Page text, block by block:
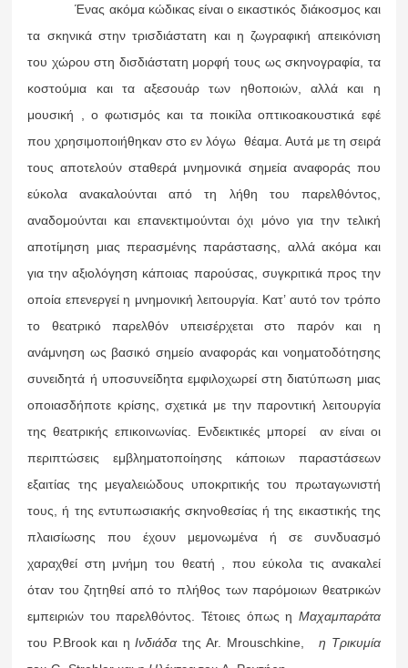
Ένας ακόμα κώδικας είναι ο εικαστικός διάκοσμος και
τα σκηνικά στην τρισδιάστατη και η ζωγραφική απεικόνιση
του χώρου στη δισδιάστατη μορφή τους ως σκηνογραφία, τα
κοστούμια και τα αξεσουάρ των ηθοποιών, αλλά και η
μουσική , ο φωτισμός και τα ποικίλα οπτικοακουστικά εφέ
που χρησιμοποιήθηκαν στο εν λόγω θέαμα. Αυτά με τη σειρά
τους αποτελούν σταθερά μνημονικά σημεία αναφοράς που
εύκολα ανακαλούνται από τη λήθη του παρελθόντος,
αναδομούνται και επανεκτιμούνται όχι μόνο για την τελική
αποτίμηση μιας περασμένης παράστασης, αλλά ακόμα και
για την αξιολόγηση κάποιας παρούσας, συγκριτικά προς την
οποία επενεργεί η μνημονική λειτουργία. Κατ’ αυτό τον τρόπο
το θεατρικό παρελθόν υπεισέρχεται στο παρόν και η
ανάμνηση ως βασικό σημείο αναφοράς και νοηματοδότησης
συνειδητά ή υποσυνείδητα εμφιλοχωρεί στη διατύπωση μιας
οποιασδήποτε κρίσης, σχετικά με την παροντική λειτουργία
της θεατρικής επικοινωνίας. Ενδεικτικές μπορεί αν είναι οι
περιπτώσεις εμβληματοποίησης κάποιων παραστάσεων
εξαιτίας της μεγαλειώδους υποκριτικής του πρωταγωνιστή
τους, ή της εντυπωσιακής σκηνοθεσίας ή της εικαστικής της
πλαισίωσης που έχουν μεμονωμένα ή σε συνδυασμό
χαραχθεί στη μνήμη του θεατή , που εύκολα τις ανακαλεί
όταν του ζητηθεί από το πλήθος των παρόμοιων θεατρικών
εμπειριών του παρελθόντος. Τέτοιες όπως η Μαχαμπαράτα
του Ρ.Brook και ηΙνδιάδα της Ar. Mrouschkine,η Τρικυμία